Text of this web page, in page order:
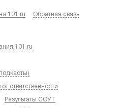
101.ru Обратная связь
101.ru
ответственности
Результаты СОУТ